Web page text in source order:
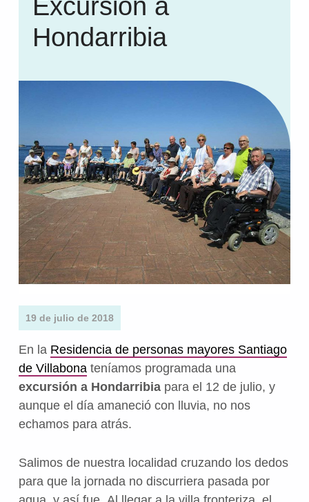
Excursión a
Hondarribia
19 de julio de 2018
En la Residencia de personas mayores Santiago
de Villabonateníamos programada una
excursión a Hondarribiapara el 12 de julio, y
aunque el día amaneció con lluvia, no nos
echamos para atrás.
Salimos de nuestra localidad cruzando los dedos
para que la jornada no discurriera pasada por